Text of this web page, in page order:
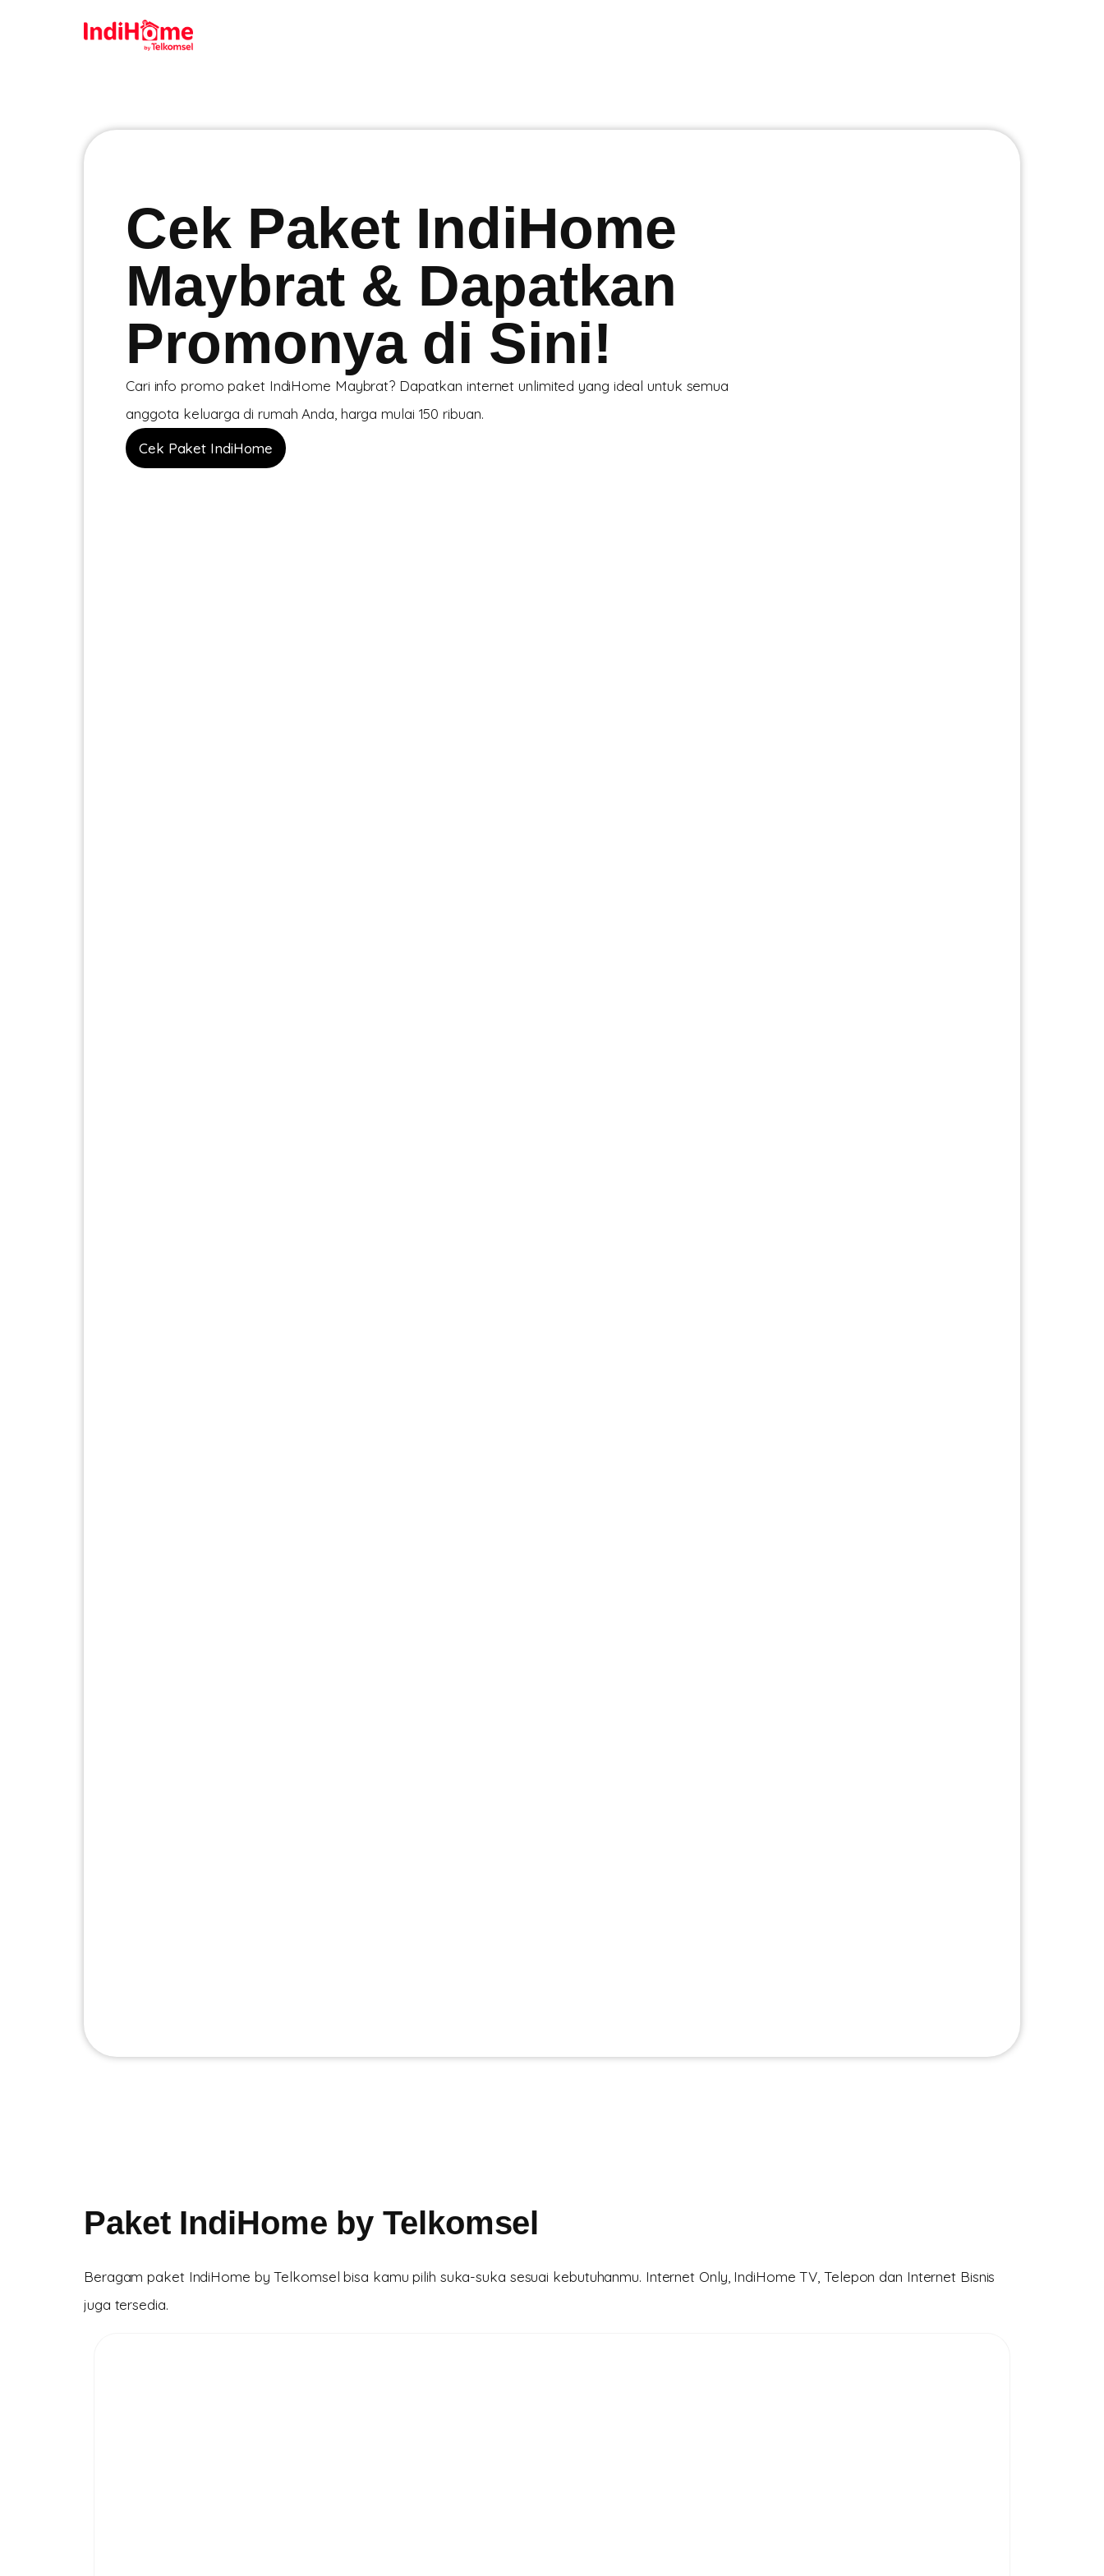
Cek Paket IndiHome
Maybrat & Dapatkan
Promonya di Sini!
Cari info promo paket IndiHome Maybrat? Dapatkan internet unlimited yang ideal untuk semua
anggota keluarga di rumah Anda, harga mulai 150 ribuan.
Cek Paket IndiHome
Paket IndiHome by Telkomsel
Beragam paket IndiHome by Telkomsel bisa kamu pilih suka-suka sesuai kebutuhanmu. Internet Only, IndiHome TV, Telepon dan Internet Bisnis
juga tersedia.